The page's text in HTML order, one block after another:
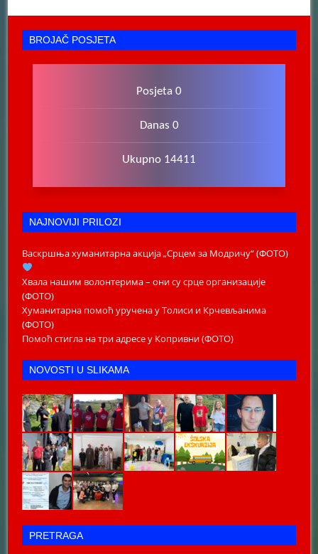
BROJAČ POSJETA
Posjeta 0
Danas 0
Ukupno 14411
NAJNOVIJI PRILOZI
Васкршња хуманитарна акција „Срцем за Модричу“ (ФОТО)
Хвала нашим волонтерима – они су срце организације
(ФОТО)
Хуманитарна помоћ уручена у Толиси и Крчевљанима
(ФОТО)
Помоћ стигла на три адресе у Копривни (ФОТО)
NOVOSTI U SLIKAMA
PRETRAGA